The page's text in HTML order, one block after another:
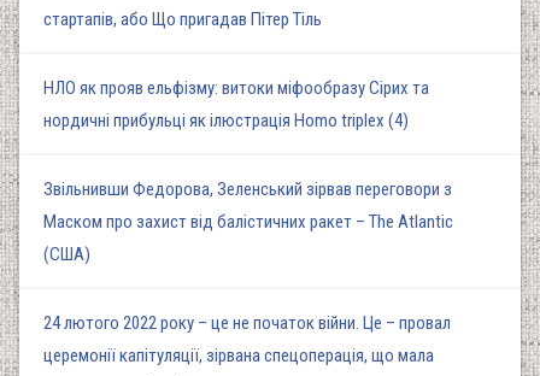
стартапів, або Що пригадав Пітер Тіль
НЛО як прояв ельфізму: витоки міфообразу Сірих та
нордичні прибульці як ілюстрація Homo triplex (4)
Звільнивши Федорова, Зеленський зірвав переговори з
Маском про захист від балістичних ракет – The Atlantic
(США)
24 лютого 2022 року – це не початок війни. Це – провал
церемонії капітуляції, зірвана спецоперація, що мала